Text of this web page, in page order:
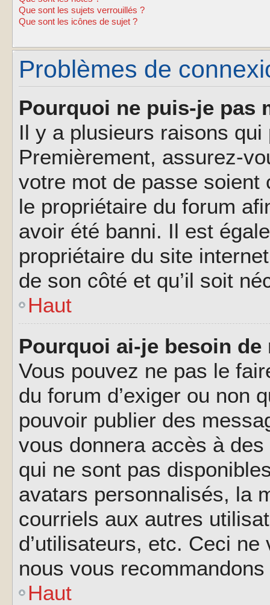
Que sont les sujets verrouillés ?
Que sont les icônes de sujet ?
Problèmes de
Pourquoi ne puis-je pas
Il y a plusieurs raisons
Premièrement, assurez-
votre mot de passe soient
le propriétaire du forum
avoir été banni. Il est
propriétaire du site
de son côté et qu’il soit
Haut
Pourquoi ai-je besoin
Vous pouvez ne pas le
du forum d’exiger ou non
pouvoir publier des
vous donnera accès à
qui ne sont pas
avatars personnalisés, la
courriels aux autres
d’utilisateurs, etc. Ceci
nous vous
Haut